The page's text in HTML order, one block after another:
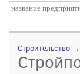
Строительство →